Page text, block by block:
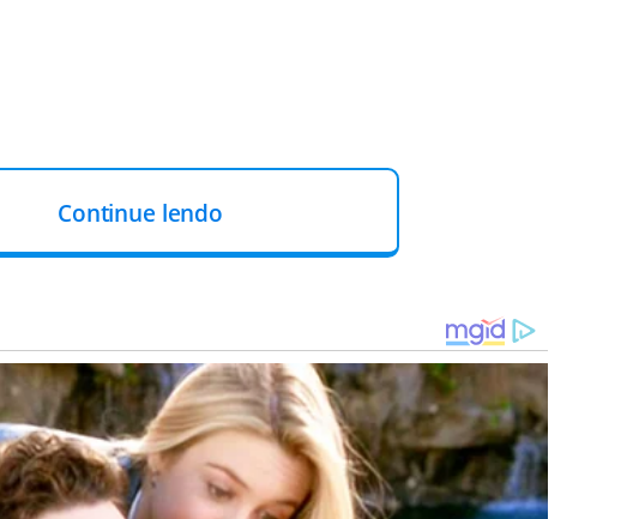
do Piauí‘Prof. Afonso Sena Gonçalves’ (Fapepi), em colaboração
o Instituto Federal do Piauí (IFPI), a Universidade Estadual do Piauí
Parnaíba (UFDPar), une esforços para trilhar esse caminho de
criação do “Núcleo de Altos Estudos em Energias Renováveis”
estratégicas focadas na produção de hidrogênio verde. O objetivo é
da transformação do panorama energético do país.
Continue lendo